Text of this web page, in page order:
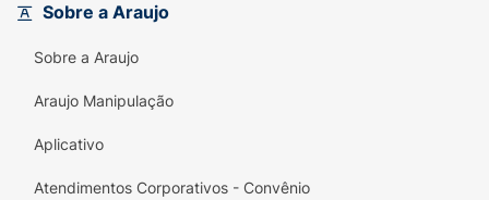
Sobre a Araujo
Sobre a Araujo
Araujo Manipulação
Aplicativo
Atendimentos Corporativos - Convênio